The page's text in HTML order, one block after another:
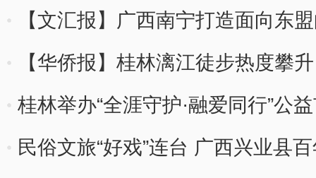
【文汇报】广西南宁打造面向东
【华侨报】桂林漓江徒步热度攀
桂林举办“全涯守护·融爱同行”公
民俗文旅“好戏”连台 广西兴业县